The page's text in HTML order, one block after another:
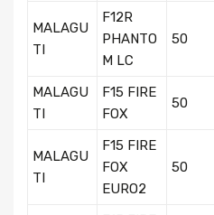
MALAGU
TI
F12R
PHANTO
M LC
50
MALAGU
TI
F15 FIRE
FOX
50
MALAGU
TI
F15 FIRE
FOX
EURO2
50